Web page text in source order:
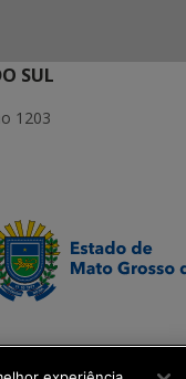
SUL
1203